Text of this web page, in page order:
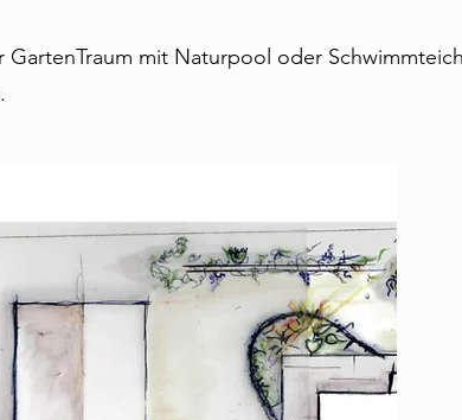
GartenTraum mit Naturpool oder